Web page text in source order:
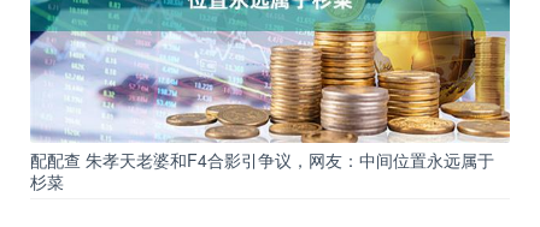
配配查 朱孝天老婆和F4合影引争议，网友：中间位置永远属于
杉菜